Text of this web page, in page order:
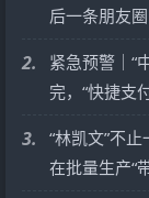
后一条朋友圈
2.
紧急预警｜“
完，“快捷支
3.
“林凯文”不
在批量生产“